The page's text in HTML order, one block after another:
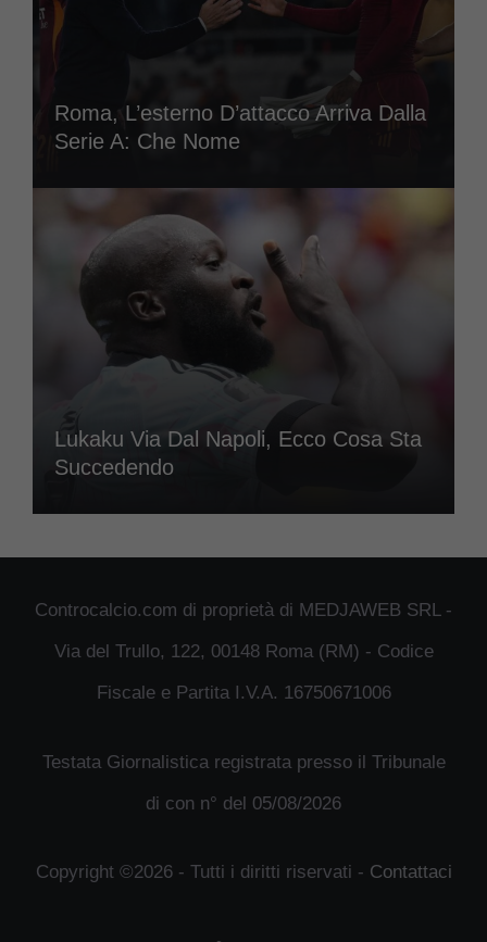
Roma, L’esterno D’attacco Arriva Dalla
Serie A: Che Nome
Lukaku Via Dal Napoli, Ecco Cosa Sta
Succedendo
Controcalcio.com di proprietà di MEDJAWEB SRL -
Via del Trullo, 122, 00148 Roma (RM) - Codice
Fiscale e Partita I.V.A. 16750671006
Testata Giornalistica registrata presso il Tribunale
di con n° del 05/08/2026
Copyright ©2026 - Tutti i diritti riservati - Contattaci